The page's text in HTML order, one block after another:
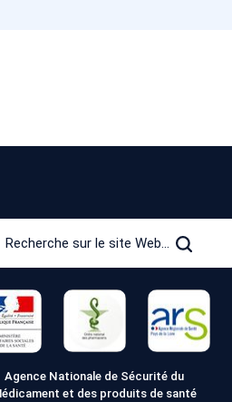
Agence Nationale de Sécurité du
et des produits de santé